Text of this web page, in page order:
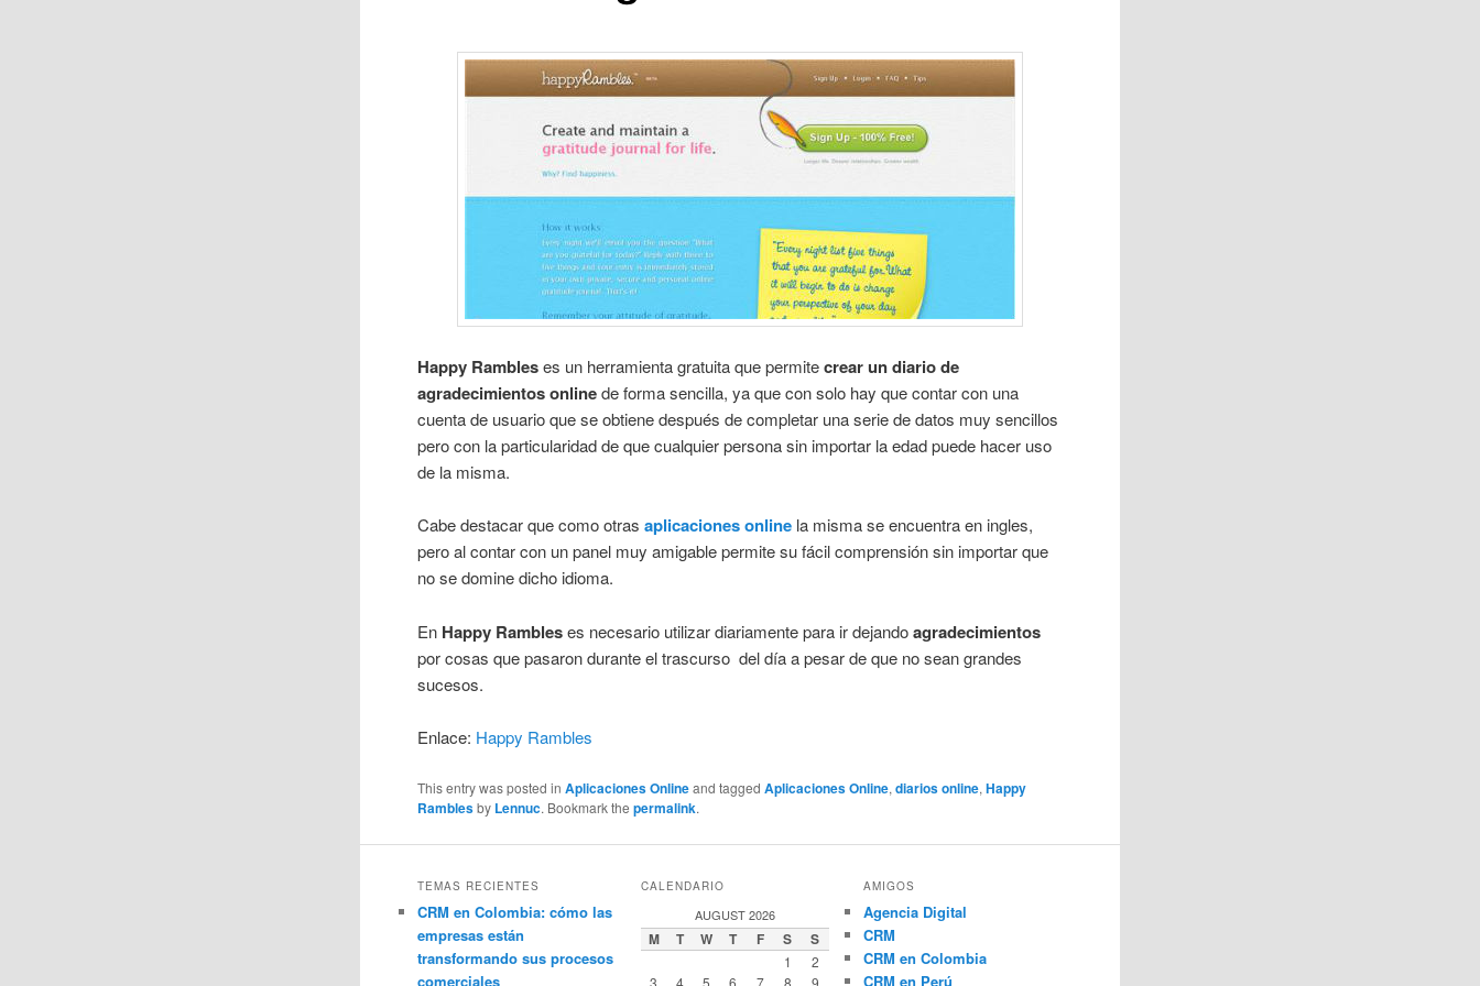
Happy Rambleses un herramienta gratuita que permitecrear un diario de
agradecimientos onlinede forma sencilla, ya que con solo hay que contar con una
cuenta de usuario que se obtiene después de completar una serie de datos muy sencillos
pero con la particularidad de que cualquier persona sin importar la edad puede hacer uso
de la misma.
Cabe destacar que como otrasaplicaciones online la misma se encuentra en ingles,
pero al contar con un panel muy amigable permite su fácil comprensión sin importar que
no se domine dicho idioma.
En Happy Rambleses necesario utilizar diariamente para ir dejandoagradecimientos
por cosas que pasaron durante el trascurso del día a pesar de que no sean grandes
sucesos.
Enlace: Happy Rambles
This entry was posted inAplicaciones Onlineand taggedAplicaciones Online,diarios online,Happy
Ramblesby Lennuc. Bookmark thepermalink.
TEMAS RECIENTES
CRM en Colombia: cómo las
empresas están
transformando sus procesos
comerciales
CALENDARIO
AUGUST 2026
M T W T F S S
1
2
AMIGOS
Agencia Digital
CRM
CRM en Colombia
CRM en Perú